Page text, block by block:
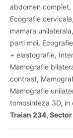
abdomen complet,
Ecografie
mamara
parti moi,
+ elastografie,
Mamografie
contrast,
Mamografie
tomosinteza 3D, in
Traian 234, Sector